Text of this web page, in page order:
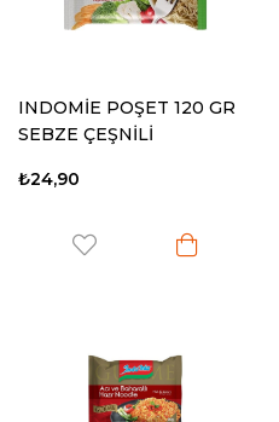
INDOMİE POŞET 120 GR
SEBZE ÇEŞNİLİ
₺24,90